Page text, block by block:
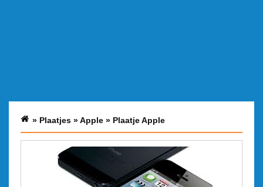
» Plaatjes »Apple » Plaatje Apple